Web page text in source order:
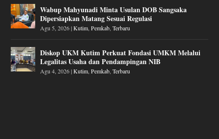
Wabup Mahyunadi Minta Usulan DOB Sangsaka
Dipersiapkan Matang Sesuai Regulasi
Agu 5, 2026|Kutim ,Pemkab ,Terbaru
Diskop UKM Kutim Perkuat Fondasi UMKM Melalui
Legalitas Usaha dan Pendampingan NIB
Agu 4, 2026|Kutim ,Pemkab ,Terbaru